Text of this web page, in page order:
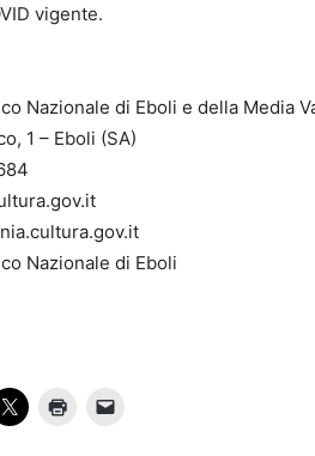
vigente.
Nazionale di Eboli e della Media
1 – Eboli (SA)
Nazionale di Eboli